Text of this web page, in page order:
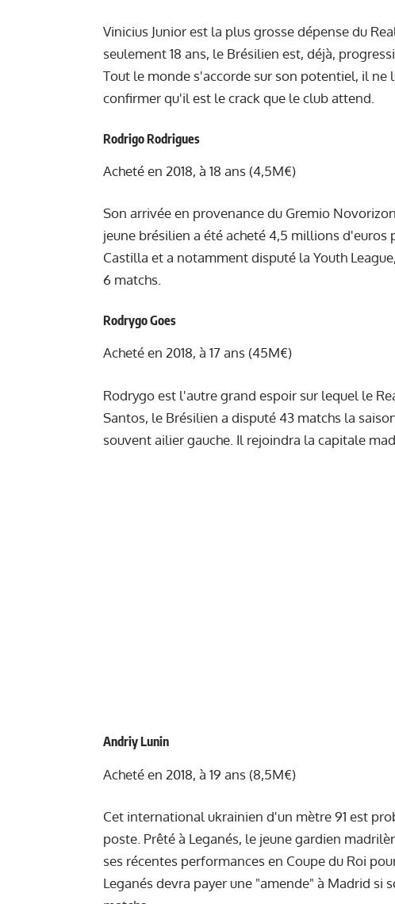
Vinicius Junior est la plus grosse dépense du
seulement 18 ans, le Brésilien est, déjà,
Tout le monde s'accorde sur son potentiel, il
confirmer qu'il est le crack que le club attend.
Rodrigo Rodrigues
Acheté en 2018, à 18 ans (4,5M€)
Son arrivée en provenance du Gremio
jeune brésilien a été acheté 4,5 millions
Castilla et a notamment disputé la Youth
6 matchs.
Rodrygo Goes
Acheté en 2018, à 17 ans (45M€)
Rodrygo est l'autre grand espoir sur lequel le
Santos, le Brésilien a disputé 43 matchs la
souvent ailier gauche. Il rejoindra la capitale
Andriy Lunin
Acheté en 2018, à 19 ans (8,5M€)
Cet international ukrainien d'un mètre 91 est
poste. Prêté à Leganés, le jeune gardien
ses récentes performances en Coupe du Roi
Leganés devra payer une "amende" à Madrid